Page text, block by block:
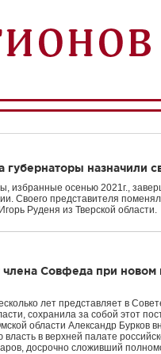
назначили
избранные осенью 2021г.,
Своего представителя
Руденя из Тверской области.
члена Совфеда при новом
лет представляет в
сохранила за собой этот
области Александр Бурков
в верхней палате
досрочно сложивший